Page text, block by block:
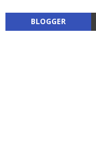
BLOGGER